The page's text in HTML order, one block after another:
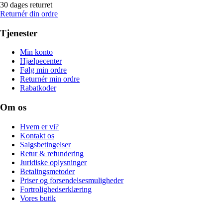
30 dages returret
Returnér din ordre
Tjenester
Min konto
Hjælpecenter
Følg min ordre
Returnér min ordre
Rabatkoder
Om os
Hvem er vi?
Kontakt os
Salgsbetingelser
Retur & refundering
Juridiske oplysninger
Betalingsmetoder
Priser og forsendelsesmuligheder
Fortrolighedserklæring
Vores butik